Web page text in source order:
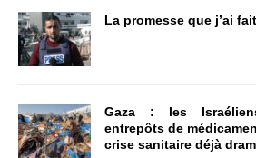
La promesse que j’ai
Gaza : les
entrepôts de
crise sanitaire déjà